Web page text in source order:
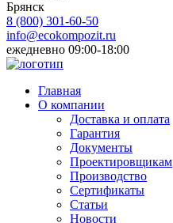
Брянск
8 (800) 301-60-50
info@ecokompozit.ru
ежедневно 09:00-18:00
Главная
О компании
Доставка и оплата
Гарантия
Документы
Проектировщикам
Производство
Сертификаты
Статьи
Новости